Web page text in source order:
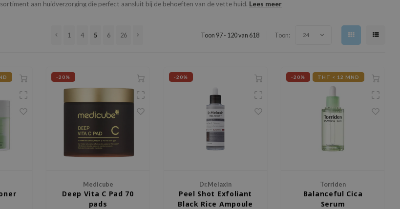
aan huidverzorging die perfect aansluit bij de behoeften van de vette huid. Lees meer
1 4 5 6 26 Toon 97 - 120 van 618 Toon: 24
-20%
Medicube
Deep Vita C Pad 70
pads
-20%
Dr.Melaxin
Peel Shot Exfoliant
Black Rice Ampoule
-20% THT < 12 MND
Torriden
Balanceful Cica
Serum